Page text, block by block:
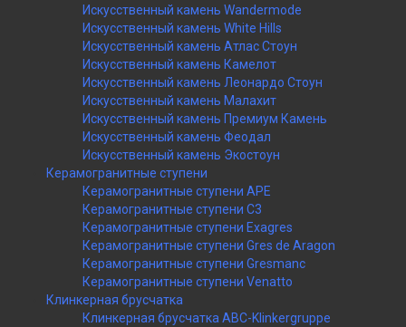
Искусственный камень Wandermode
Искусственный камень White Hills
Искусственный камень Атлас Стоун
Искусственный камень Камелот
Искусственный камень Леонардо Стоун
Искусственный камень Малахит
Искусственный камень Премиум Камень
Искусственный камень Феодал
Искусственный камень Экостоун
Керамогранитные ступени
Керамогранитные ступени APE
Керамогранитные ступени C3
Керамогранитные ступени Exagres
Керамогранитные ступени Gres de Aragon
Керамогранитные ступени Gresmanc
Керамогранитные ступени Venatto
Клинкерная брусчатка
Клинкерная брусчатка ABC-Klinkergruppe